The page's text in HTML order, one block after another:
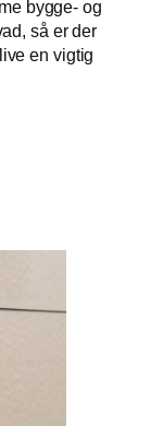
bygge- og
så er der
en vigtig